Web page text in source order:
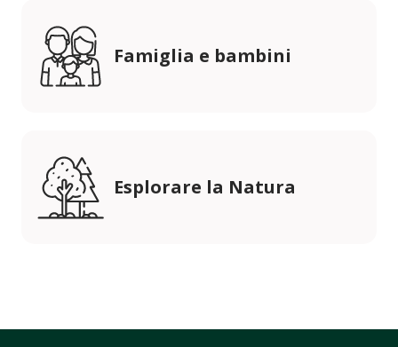
Famiglia e bambini
Esplorare la Natura